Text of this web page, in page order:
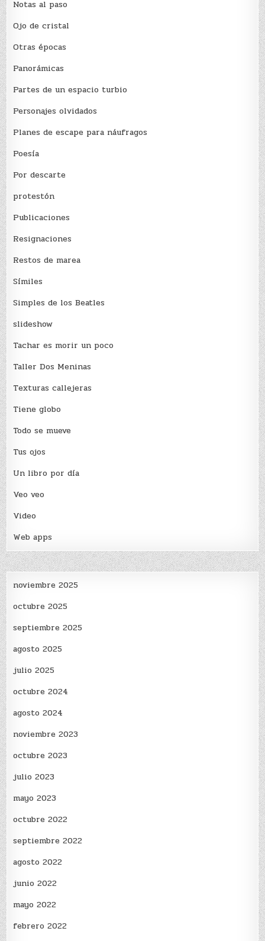
Notas al paso
Ojo de cristal
Otras épocas
Panorámicas
Partes de un espacio turbio
Personajes olvidados
Planes de escape para náufragos
Poesía
Por descarte
protestón
Publicaciones
Resignaciones
Restos de marea
Sí­miles
Simples de los Beatles
slideshow
Tachar es morir un poco
Taller Dos Meninas
Texturas callejeras
Tiene globo
Todo se mueve
Tus ojos
Un libro por día
Veo veo
Video
Web apps
noviembre 2025
octubre 2025
septiembre 2025
agosto 2025
julio 2025
octubre 2024
agosto 2024
noviembre 2023
octubre 2023
julio 2023
mayo 2023
octubre 2022
septiembre 2022
agosto 2022
junio 2022
mayo 2022
febrero 2022